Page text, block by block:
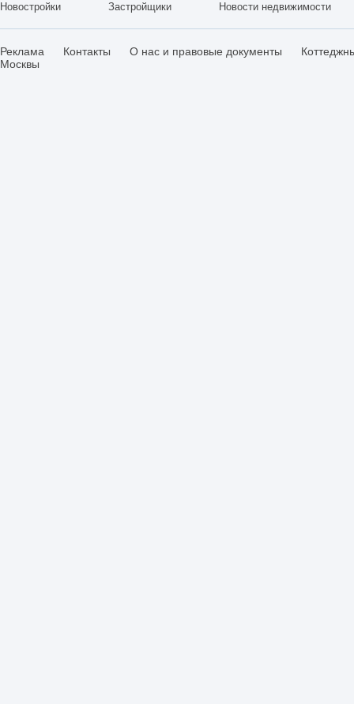
Новостройки Застройщики Новости недвижимости
Реклама Контакты О нас и правовые документы
Москвы